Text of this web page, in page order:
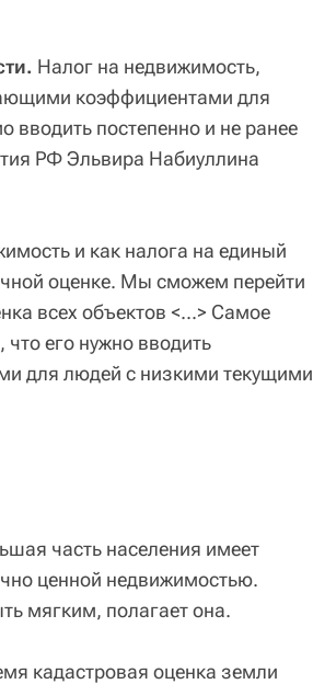
Налог на недвижимость,
коэффициентами для
вводить постепенно и не ранее
РФ Эльвира Набиуллина
и как налога на единый
оценке. Мы сможем перейти
всех объектов <...> Самое
его нужно вводить
для людей с низкими текущими
часть населения имеет
ценной недвижимостью.
мягким, полагает она.
кадастровая оценка земли